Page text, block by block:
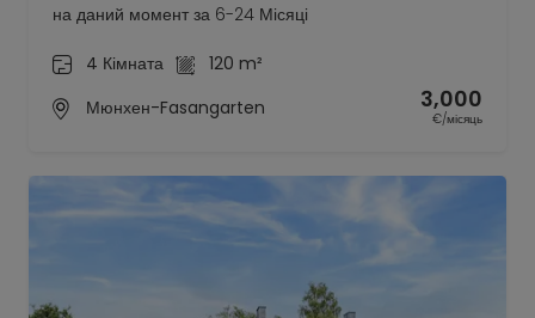
на даний момент за 6-24 Місяці
4 Кімната
120 m²
Мюнхен-Fasangarten
3,000
€/місяць